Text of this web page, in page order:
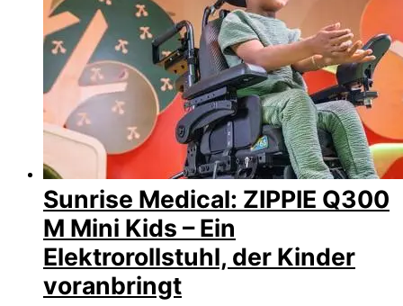
Sunrise Medical: ZIPPIE Q300
M Mini Kids – Ein
Elektrorollstuhl, der Kinder
voranbringt